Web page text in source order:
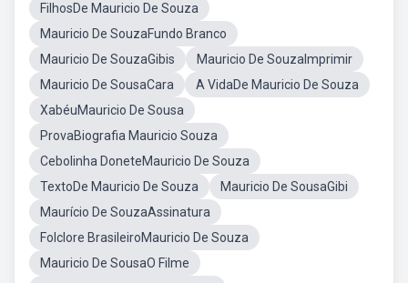
FilhosDe Mauricio De Souza
Mauricio De SouzaFundo Branco
Mauricio De SouzaGibis
Mauricio De SouzaImprimir
Mauricio De SousaCara
A VidaDe Mauricio De Souza
XabéuMauricio De Sousa
ProvaBiografia Mauricio Souza
Cebolinha DoneteMauricio De Souza
TextoDe Mauricio De Souza
Mauricio De SousaGibi
Maurício De SouzaAssinatura
Folclore BrasileiroMauricio De Souza
Mauricio De SousaO Filme